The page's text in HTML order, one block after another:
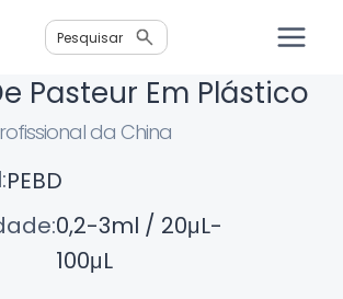
Pesquisar
Pasteur Em Plástico
da China
PEBD
0,2-3ml / 20μL-
100μL